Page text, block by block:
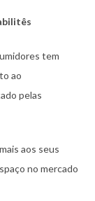
tem
ao
pelas
aos seus
no mercado